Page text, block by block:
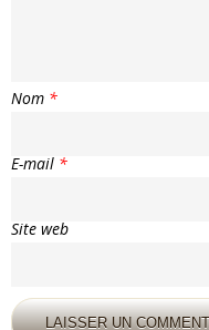
Nom *
E-mail *
Site web